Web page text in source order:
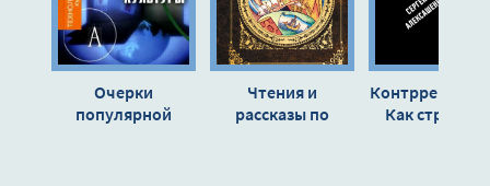
00014-
00015-
Очерки
популярной
Чтения и
рассказы по
Как